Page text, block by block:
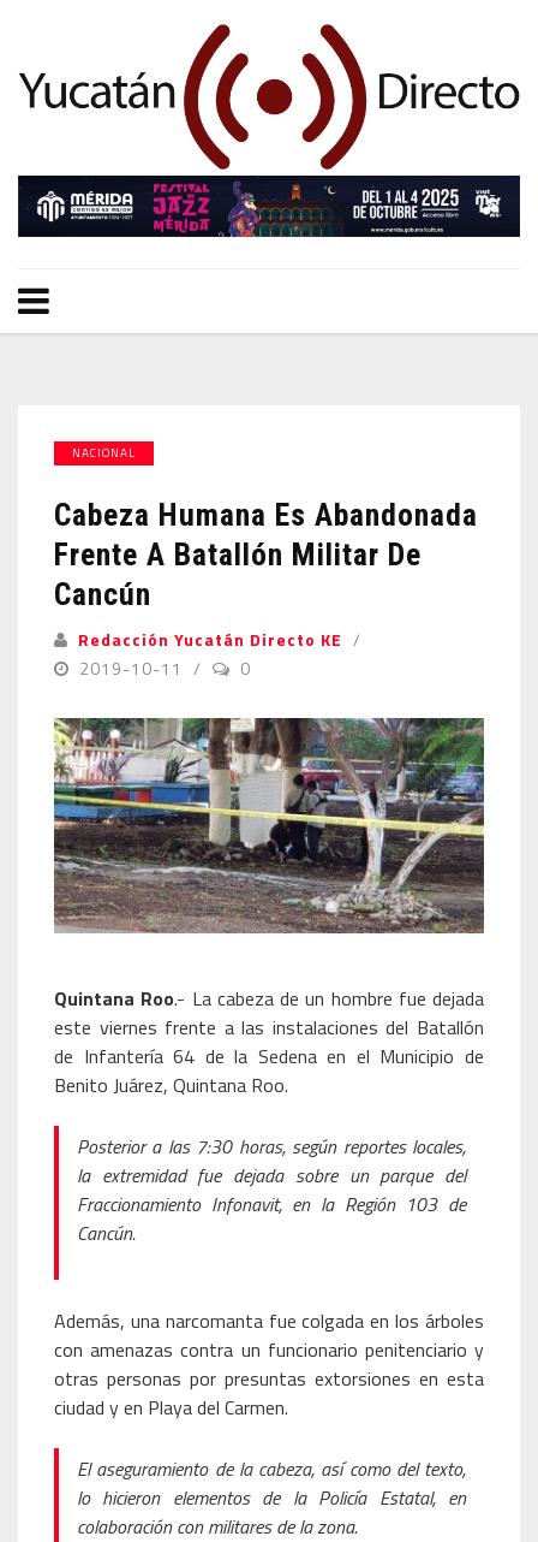
NACIONAL
Cabeza Humana Es Abandonada
Frente A Batallón Militar De
Cancún
Redacción Yucatán Directo KE
2019-10-11
0
Quintana Roo.- La cabeza de un hombre fue dejada
este viernes frente a las instalaciones del Batallón
de Infantería 64 de la Sedena en el Municipio de
Benito Juárez, Quintana Roo.
Posterior a las 7:30 horas, según reportes locales,
la extremidad fue dejada sobre un parque del
Fraccionamiento Infonavit, en la Región 103 de
Cancún.
Además, una narcomanta fue colgada en los árboles
con amenazas contra un funcionario penitenciario y
otras personas por presuntas extorsiones en esta
ciudad y en Playa del Carmen.
El aseguramiento de la cabeza, así como del texto,
lo hicieron elementos de la Policía Estatal, en
colaboración con militares de la zona.